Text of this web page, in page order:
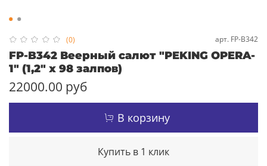
(0) арт. FP-B342
FP-B342 Веерный салют "PEKING OPERA-
1" (1,2" х 98 залпов)
22000.00 руб
В корзину
Купить в 1 клик